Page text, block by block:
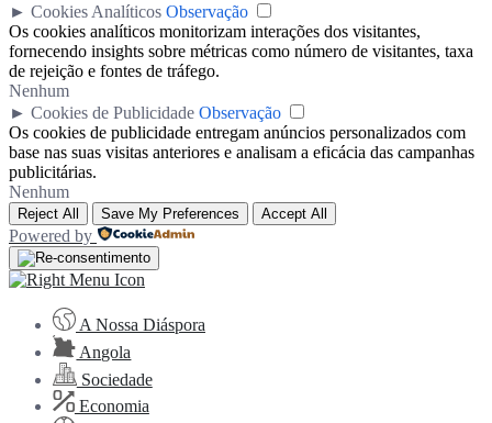
► Cookies Analíticos Observação
Os cookies analíticos monitorizam interações dos visitantes,
fornecendo insights sobre métricas como número de visitantes, taxa
de rejeição e fontes de tráfego.
Nenhum
► Cookies de Publicidade Observação
Os cookies de publicidade entregam anúncios personalizados com
base nas suas visitas anteriores e analisam a eficácia das campanhas
publicitárias.
Nenhum
Reject All Save My Preferences Accept All
Powered by
A Nossa Diáspora
Angola
Sociedade
Economia